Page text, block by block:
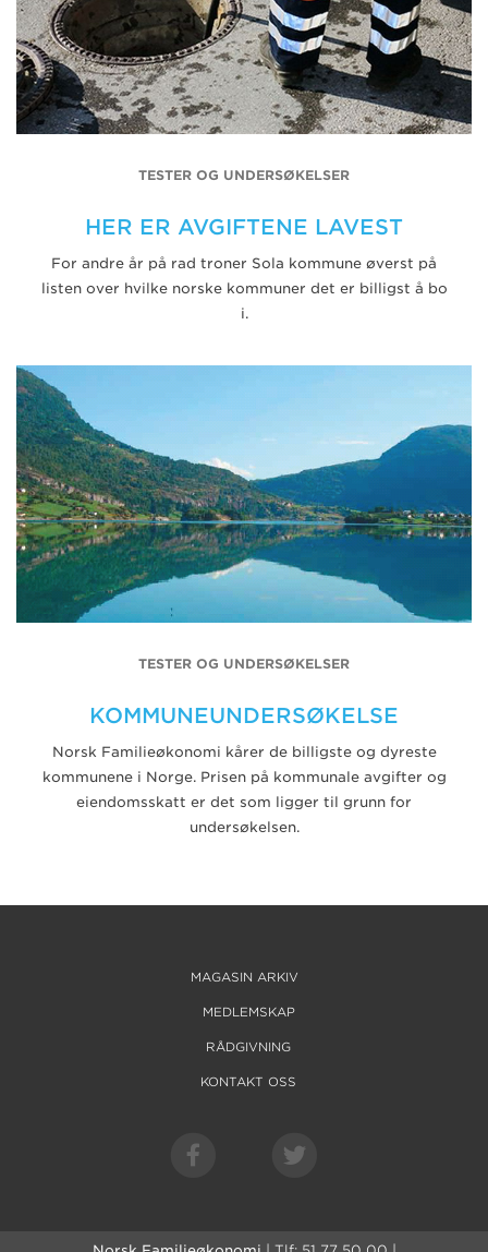
TESTER OG UNDERSØKELSER
HER ER AVGIFTENE LAVEST
For andre år på rad troner Sola kommune øverst på
listen over hvilke norske kommuner det er billigst å bo
i.
TESTER OG UNDERSØKELSER
KOMMUNEUNDERSØKELSE
Norsk Familieøkonomi kårer de billigste og dyreste
kommunene i Norge. Prisen på kommunale avgifter og
eiendomsskatt er det som ligger til grunn for
undersøkelsen.
MAGASIN ARKIV
MEDLEMSKAP
RÅDGIVNING
KONTAKT OSS